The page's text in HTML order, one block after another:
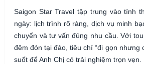
Saigon Star Travel tập trung vào tính
ngày: lịch trình rõ ràng, dịch vụ minh
chuyển và tư vấn đúng nhu cầu. Với
đêm đón tại đảo, tiêu chí “đi gọn nhưng
suốt để Anh Chị có trải nghiệm trọn vẹn.